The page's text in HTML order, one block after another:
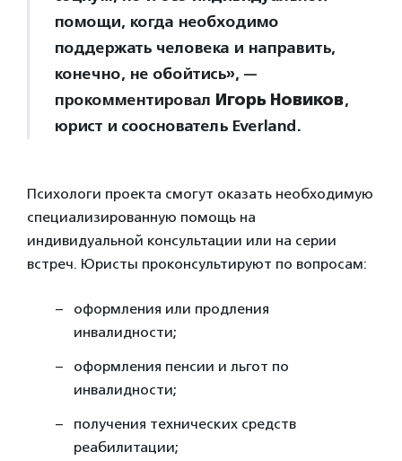
помощи, когда необходимо
поддержать человека и направить,
конечно, не обойтись», —
прокомментировал Игорь Новиков,
юрист и сооснователь Everland.
Психологи проекта смогут оказать необходимую
специализированную помощь на
индивидуальной консультации или на серии
встреч. Юристы проконсультируют по вопросам:
оформления или продления
инвалидности;
оформления пенсии и льгот по
инвалидности;
получения технических средств
реабилитации;